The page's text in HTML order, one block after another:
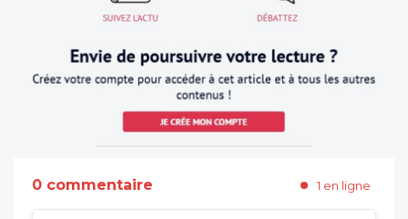
0 commentaire 1 en ligne